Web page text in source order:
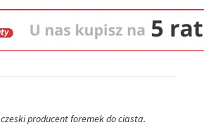
czeski producent foremek do ciasta.